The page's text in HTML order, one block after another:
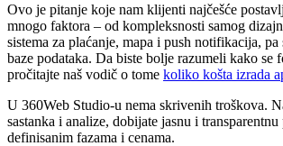
Ovo je pitanje koje nam klijenti najčešće
mnogo faktora – od kompleksnosti samog
sistema za plaćanje, mapa i push notifikacija,
baze podataka. Da biste bolje razumeli kako se
pročitajte naš vodič o tome koliko košta izrada
U 360Web Studio-u nema skrivenih troškova.
sastanka i analize, dobijate jasnu i
definisanim fazama i cenama.